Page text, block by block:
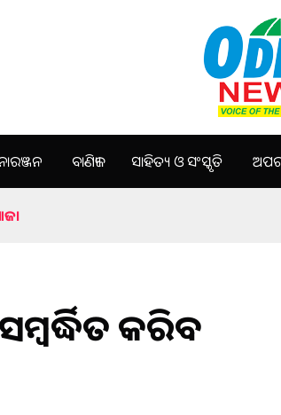
ବାଣିଜ୍ୟ ସାହିତ୍ୟ ଓ ସଂସ୍କୃତି
କରିବ